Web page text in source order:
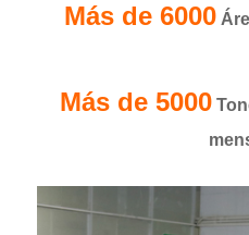
Más de 6000
Más de 5000